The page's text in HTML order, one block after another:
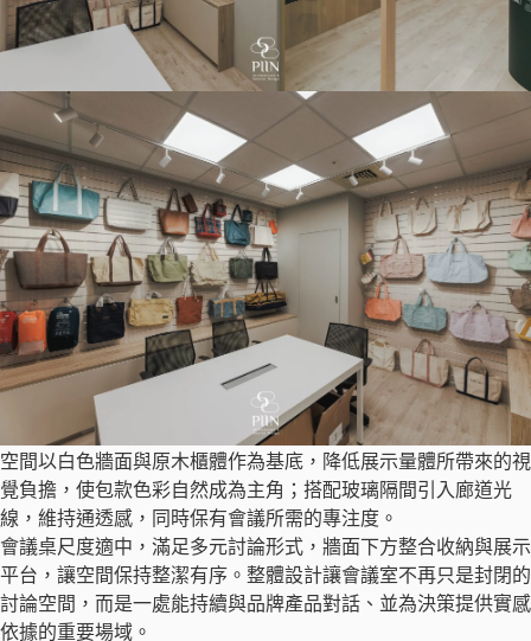
空間以白色牆面與原木櫃體作為基底，降低展示量體所帶來的視
覺負擔，使包款色彩自然成為主角；搭配玻璃隔間引入廊道光
線，維持通透感，同時保有會議所需的專注度。
會議桌尺度適中，滿足多元討論形式，牆面下方整合收納與展示
平台，讓空間保持整潔有序。整體設計讓會議室不再只是封閉的
討論空間，而是一處能持續與品牌產品對話、並為決策提供實感
依據的重要場域。